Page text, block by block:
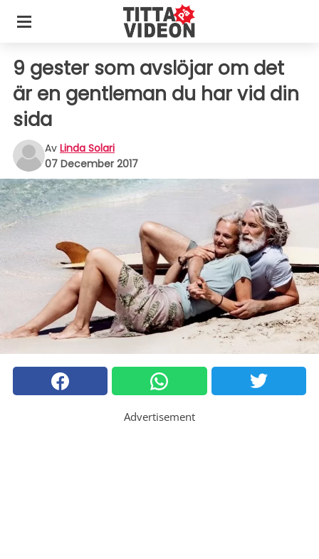
9 gester som avslöjar om det
är en gentleman du har vid din
sida
Av Linda Solari
07 December 2017
Advertisement